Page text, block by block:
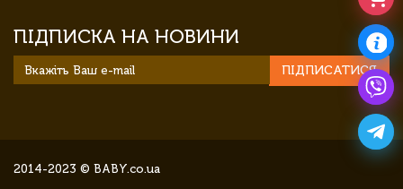
ПІДПИСКА НА НОВИНИ
ПІДПИСАТИСЯ
2014-2023 © BABY.co.ua